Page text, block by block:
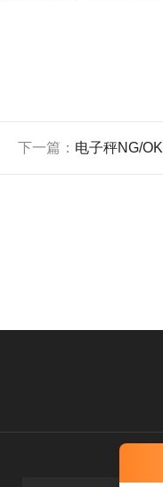
下一篇： 电子秤NG/